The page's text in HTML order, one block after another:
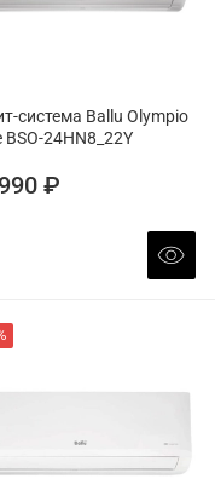
система Ballu Olympio
BSO-24HN8_22Y
₽